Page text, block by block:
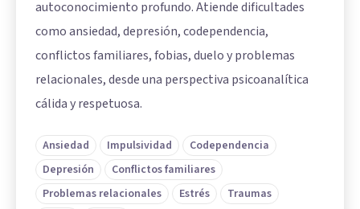
autoconocimiento profundo. Atiende dificultades
como ansiedad, depresión, codependencia,
conflictos familiares, fobias, duelo y problemas
relacionales, desde una perspectiva psicoanalítica
cálida y respetuosa.
Ansiedad Impulsividad
Codependencia
Depresión
Conflictos familiares
Problemas relacionales
Estrés
Traumas